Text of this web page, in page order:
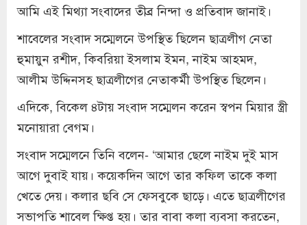
আমি এই মিথ্যা সংবাদের তীব্র নিন্দা ও প্রতিবাদ জানাই।
শাবেলের সংবাদ সম্মেলনে উপস্থিত ছিলেন ছাত্রলীগ নেতা
হুমায়ুন রশীদ, কিবরিয়া ইসলাম ইমন, নাইম আহমদ,
আলীম উদ্দিনসহ ছাত্রলীগের নেতাকর্মী উপস্থিত ছিলেন।
এদিকে, বিকেল ৪টায় সংবাদ সম্মেলন করেন স্বপন মিয়ার স্ত্রী
মনোয়ারা বেগম।
সংবাদ সম্মেলনে তিনি বলেন- ‘আমার ছেলে নাইম দুই মাস
আগে দুবাই যায়। কয়েকদিন আগে তার কফিল তাকে কলা
খেতে দেয়। কলার ছবি সে ফেসবুকে ছাড়ে। এতে ছাত্রলীগের
সভাপতি শাবেল ক্ষিপ্ত হয়। তার বাবা কলা ব্যবসা করতেন,